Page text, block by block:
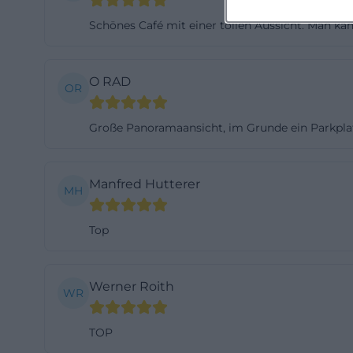
offiziellen
allem Kuchen,
Schönes Café mit einer tollen Aussicht. Man
OR O RAD
Große Panoramaansicht, im Grunde ein
MH Manfred Hutterer
Top
WR Werner Roith
TOP